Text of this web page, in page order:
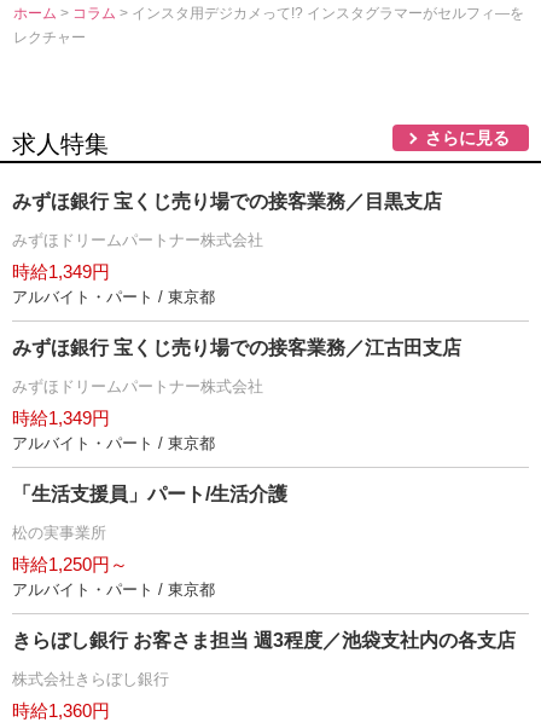
ホーム > コラム> インスタ用デジカメって!? インスタグラマーがセルフィ―を
レクチャー
求人特集 さらに見る
みずほ銀行 宝くじ売り場での接客業務／目黒支店
みずほドリームパートナー株式会社
時給1,349円
アルバイト・パート / 東京都
みずほ銀行 宝くじ売り場での接客業務／江古田支店
みずほドリームパートナー株式会社
時給1,349円
アルバイト・パート / 東京都
「生活支援員」パート/生活介護
松の実事業所
時給1,250円～
アルバイト・パート / 東京都
きらぼし銀行 お客さま担当 週3程度／池袋支社内の各支店
株式会社きらぼし銀行
時給1,360円